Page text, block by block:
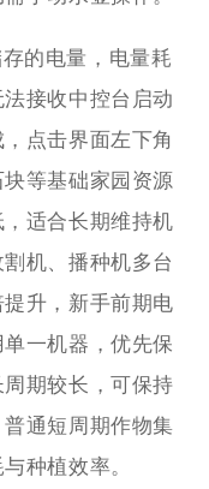
的电量，电量耗
接收中控台启动
点击界面左下角
等基础家园资源
适合长期维持机
机、播种机多台
升，新手前期电
一机器，优先保
期较长，可保持
通短周期作物集
种植效率。